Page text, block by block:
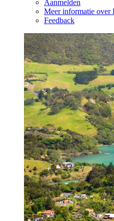
Aanmelden
Meer informatie over
Feedback